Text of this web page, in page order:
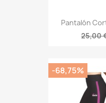
Pantalón
25,00
-68,75%